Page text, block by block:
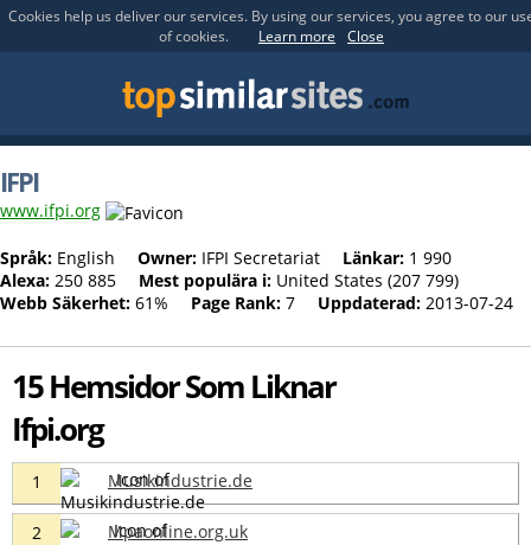
Cookies help us deliver our services. By using our services, you agree to our
of cookies.
Learn more Close
IFPI
www.ifpi.org
Språk: English Owner: IFPI Secretariat Länkar: 1 990
Alexa: 250 885 Mest populära i: United States (207 799)
Webb Säkerhet: 61% Page Rank: 7 Uppdaterad: 2013-07-24
15 Hemsidor Som Liknar
Ifpi.org
1 Musikindustrie.de
2 Mpaonline.org.uk